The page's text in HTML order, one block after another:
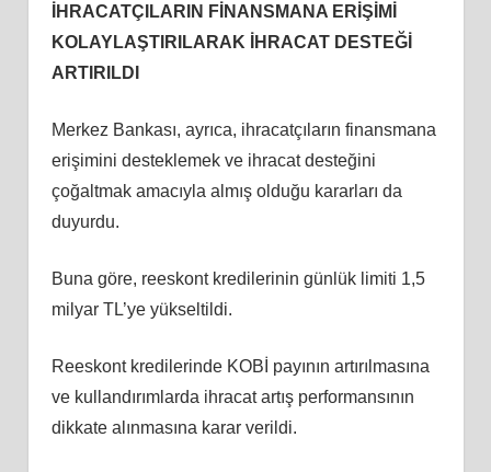
İHRACATÇILARIN FİNANSMANA ERİŞİMİ
KOLAYLAŞTIRILARAK İHRACAT DESTEĞİ
ARTIRILDI
Merkez Bankası, ayrıca, ihracatçıların finansmana
erişimini desteklemek ve ihracat desteğini
çoğaltmak amacıyla almış olduğu kararları da
duyurdu.
Buna göre, reeskont kredilerinin günlük limiti 1,5
milyar TL’ye yükseltildi.
Reeskont kredilerinde KOBİ payının artırılmasına
ve kullandırımlarda ihracat artış performansının
dikkate alınmasına karar verildi.